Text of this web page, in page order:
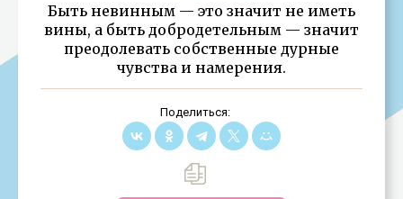
Быть невинным — это значит не иметь
вины, а быть добродетельным — значит
преодолевать собственные дурные
чувства и намерения.
Поделиться: